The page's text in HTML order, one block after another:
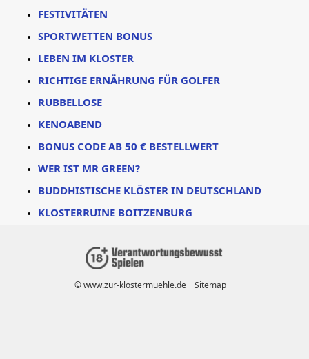
FESTIVITÄTEN
SPORTWETTEN BONUS
LEBEN IM KLOSTER
RICHTIGE ERNÄHRUNG FÜR GOLFER
RUBBELLOSE
KENOABEND
BONUS CODE AB 50 € BESTELLWERT
WER IST MR GREEN?
BUDDHISTISCHE KLÖSTER IN DEUTSCHLAND
KLOSTERRUINE BOITZENBURG
© www.zur-klostermuehle.de Sitemap